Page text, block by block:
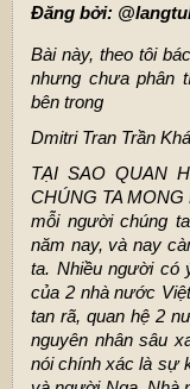
Đăng bởi:
Bài này, theo tôi
nhưng chưa phân
bên trong
Dmitri Tran Trần
TẠI SAO QUAN
CHÚNG TA MONG
mỗi người chúng
năm nay, và nay
ta. Nhiều người có
của 2 nhà nước
tan rã, quan hệ 2
nguyên nhân sâu
nói chính xác là sự